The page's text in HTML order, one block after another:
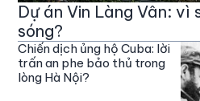
Dự án Vin Làng Vân: vì
sóng?
Chiến dịch ủng hộ Cuba: lời
trấn an phe bảo thủ trong
lòng Hà Nội?